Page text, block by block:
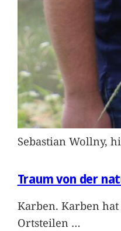
Sebastian Wollny,
Traum von der
Karben. Karben
Ortsteilen …